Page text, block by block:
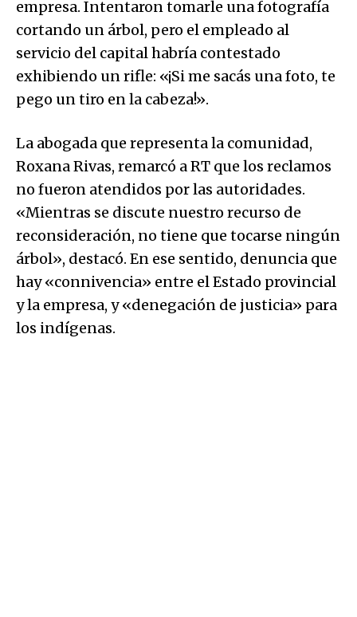
empresa. Intentaron tomarle una fotografía
cortando un árbol, pero el empleado al
servicio del capital habría contestado
exhibiendo un rifle: «¡Si me sacás una foto, te
pego un tiro en la cabeza!».
La abogada que representa la comunidad,
Roxana Rivas, remarcó a RT que los reclamos
no fueron atendidos por las autoridades.
«Mientras se discute nuestro recurso de
reconsideración, no tiene que tocarse ningún
árbol», destacó. En ese sentido, denuncia que
hay «connivencia» entre el Estado provincial
y la empresa, y «denegación de justicia» para
los indígenas.